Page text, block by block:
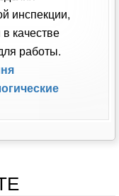
инспекции,
качестве
работы.